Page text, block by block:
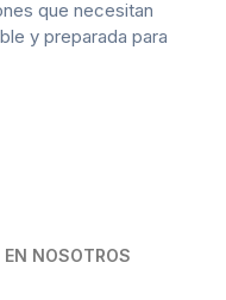
que necesitan
y preparada para
EN NOSOTROS